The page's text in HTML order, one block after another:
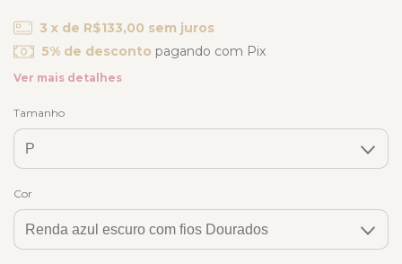
3 x de R$133,00 sem juros
5% de desconto pagando com Pix
Ver mais detalhes
Tamanho
Cor